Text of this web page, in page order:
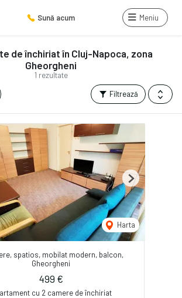
Sună acum Meniu
1 rezultate
de închiriat în Cluj-Napoca, zona
Gheorgheni
Filtrează
Harta
Next
spatios, mobilat modern, balcon,
Gheorgheni
499 €
cu 2 camere de închiriat